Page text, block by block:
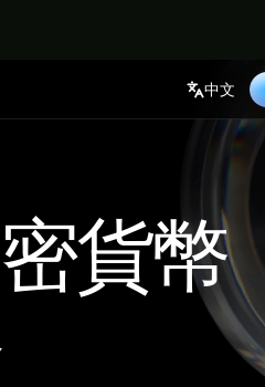
中文
貨幣